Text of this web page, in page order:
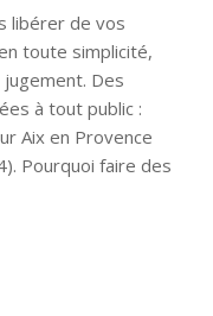
libérer de vos
toute simplicité,
Des
à tout public :
Aix en Provence
Pourquoi faire des